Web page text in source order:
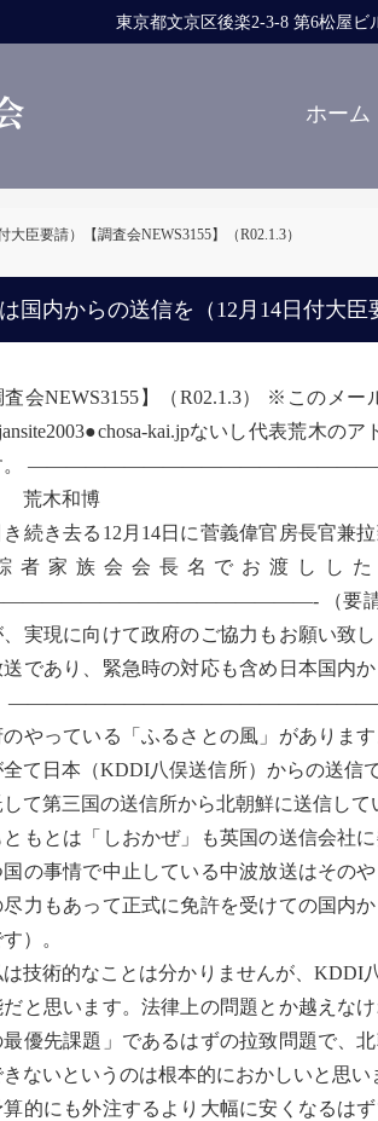
東京都文京区後楽2-3-8 第6松屋
ホーム
臣要請）【調査会NEWS3155】（R02.1.3）
国内からの送信を（12月14日付大臣
査会NEWS3155】（R02.1.3） ※このメ
kai.jpないし代表荒木の
。 ——————————————————————
木和博
続き去る12月14日に菅義偉官房長官兼
者家族会会長名でお渡しし
（要請項目5）
、実現に向けて政府のご協力もお願い致
送であり、緊急時の対応も含め日本国内
———————————————————————
のやっている「ふるさとの風」がありま
て日本（KDDI八俣送信所）からの送信
て第三国の送信所から北朝鮮に送信して
もとは「しおかぜ」も英国の送信会社
国の事情で中止している中波放送はその
尽力もあって正式に免許を受けての国内
）。
技術的なことは分かりませんが、KDDI
だと思います。法律上の問題とか越えな
最優先課題」であるはずの拉致問題で、
きないというのは根本的におかしいと思い
的にも外注するより大幅に安くなるは